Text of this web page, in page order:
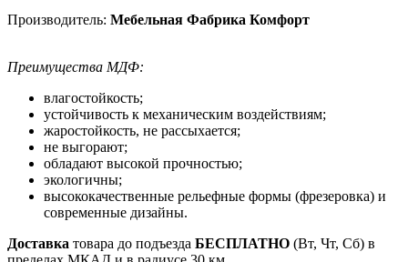
Производитель: Мебельная Фабрика Комфорт
Преимущества МДФ:
влагостойкость;
устойчивость к механическим воздействиям;
жаростойкость, не рассыхается;
не выгорают;
обладают высокой прочностью;
экологичны;
высококачественные рельефные формы (фрезеровка) и
современные дизайны.
Доставка товара до подъезда БЕСПЛАТНО (Вт, Чт, Сб) в